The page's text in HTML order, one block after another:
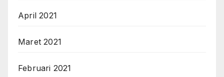
April 2021
Maret 2021
Februari 2021